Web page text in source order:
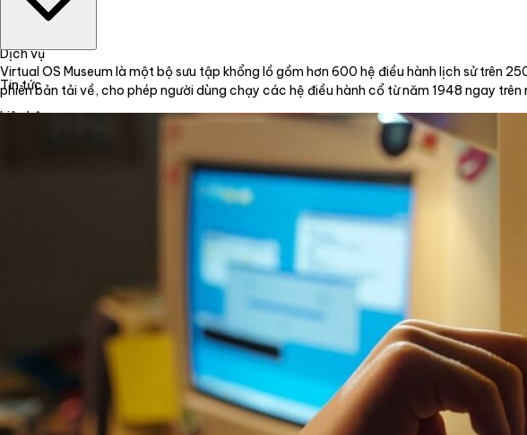
Về chúng tôi
Dịch vụ
Tin tức
Liên hệ
Virtual OS Museum là một bộ sưu tập khổng lồ gồm hơn 600 hệ điều hành lịch sử trên
phiên bản tải về, cho phép người dùng chạy các hệ điều hành cổ từ năm 1948 ngay trên